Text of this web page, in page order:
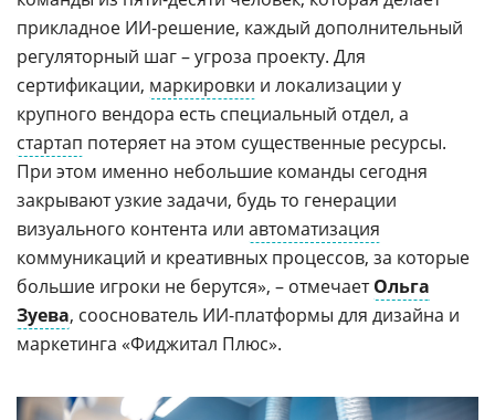
прикладное ИИ-решение, каждый дополнительный
регуляторный шаг – угроза проекту. Для
сертификации, маркировки и локализации у
крупного вендора есть специальный отдел, а
стартап потеряет на этом существенные ресурсы.
При этом именно небольшие команды сегодня
закрывают узкие задачи, будь то генерации
визуального контента или автоматизация
коммуникаций и креативных процессов, за которые
большие игроки не берутся», – отмечаетОльга
Зуева, сооснователь ИИ-платформы для дизайна и
маркетинга «Фиджитал Плюс».